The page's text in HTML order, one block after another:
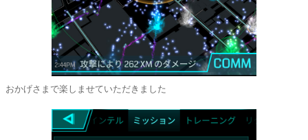
おかげさまで楽しませていただきました